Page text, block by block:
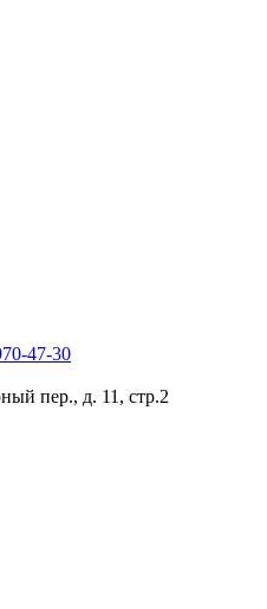
47-30
пер., д. 11, стр.2